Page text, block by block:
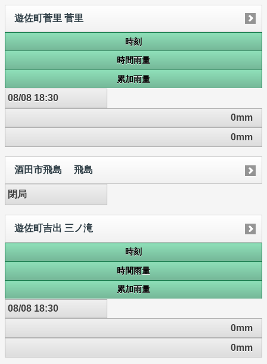
遊佐町菅里 菅里
時刻
時間雨量
累加雨量
08/08 18:30
0mm
0mm
酒田市飛島 飛島
閉局
遊佐町吉出 三ノ滝
時刻
時間雨量
累加雨量
08/08 18:30
0mm
0mm